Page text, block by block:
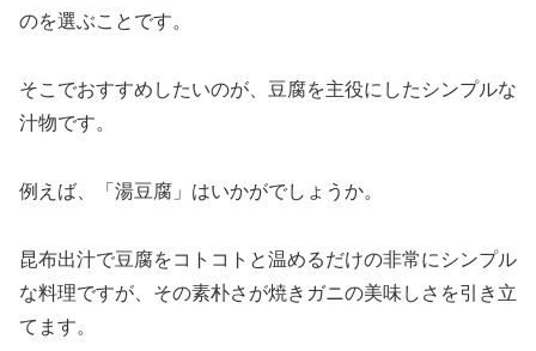
のを選ぶことです。
そこでおすすめしたいのが、豆腐を主役にしたシンプルな
汁物です。
例えば、「湯豆腐」はいかがでしょうか。
昆布出汁で豆腐をコトコトと温めるだけの非常にシンプル
な料理ですが、その素朴さが焼きガニの美味しさを引き立
てます。